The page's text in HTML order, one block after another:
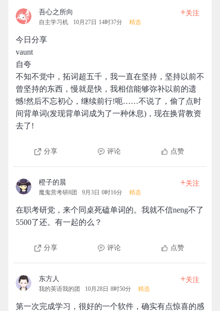
吾心之所向
自主学习机 10月27日 14时37分 精选
+关注
今日分享
vaunt
自夸
不知不觉中，拓词超五千，我一直在坚持，坚持以前不
曾坚持的东西，慢就是快，我相信能够弥补以前的遗
憾!然后不忘初心，继续前行!呃……不说了，偷了点时
间背单词(发现背单词成为了一种休息)，现在换背教资
去了!
分享 评论 点赞
橙子的晨
魔鬼营考研8团 9月3日 0时16分 精选
+关注
在职考研党，来个同桌死磕单词的。我就不信neng不了
5500了还。有一起的么？
分享 评论 点赞
东方人
我的英语我的团 10月28日 8时50分 精选
+关注
第一次完成学习，很好的一个软件，确实有点惊喜的感